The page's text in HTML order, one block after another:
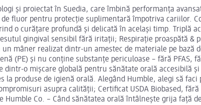
și proiectat în Suedia, care îmbină performanța
fluor pentru protecție suplimentară împotriva cariilor.
o curățare profundă și delicată în același timp. Triplă
gingival sensibil fără iritații; Respirație proaspătă &
mâner realizat dintr-un amestec de materiale pe bază
(PE) și nu conține substanțe periculoase – fără PFAS,
o mișcare globală pentru sănătate orală accesibilă
produse de igienă orală. Alegând Humble, alegi să faci
asupra calității; Certificat USDA Biobased,
Co. – Când sănătatea orală întâlnește grija față